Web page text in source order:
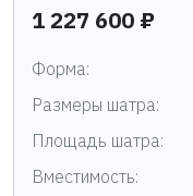
1 227 600 ₽
Форма:
Размеры шатра:
Площадь шатра:
Вместимость: